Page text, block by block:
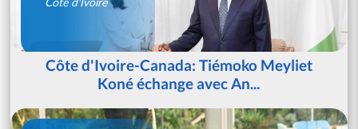
Côte d'Ivoire-Canada: Tiémoko Meyliet
Koné échange avec An...